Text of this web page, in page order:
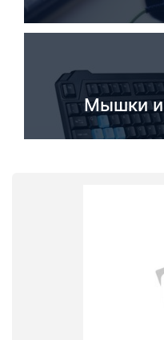
Мышки и